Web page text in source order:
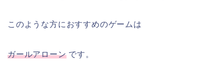
このような方におすすめのゲームは
ガールアローンです。